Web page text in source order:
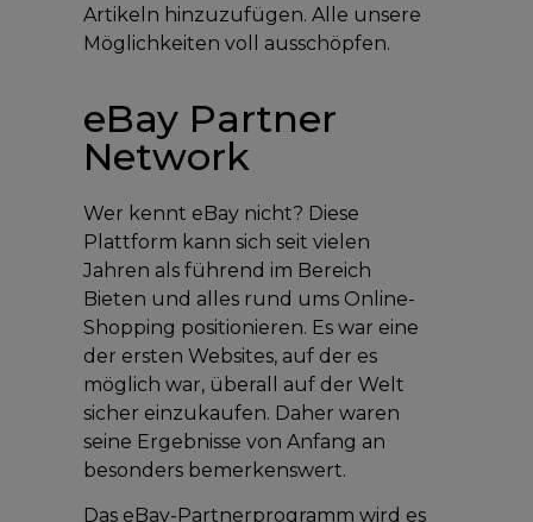
Artikeln hinzuzufügen. Alle unsere
Möglichkeiten voll ausschöpfen.
eBay Partner
Network
Wer kennt eBay nicht? Diese
Plattform kann sich seit vielen
Jahren als führend im Bereich
Bieten und alles rund ums Online-
Shopping positionieren. Es war eine
der ersten Websites, auf der es
möglich war, überall auf der Welt
sicher einzukaufen. Daher waren
seine Ergebnisse von Anfang an
besonders bemerkenswert.
Das eBay-Partnerprogramm wird es